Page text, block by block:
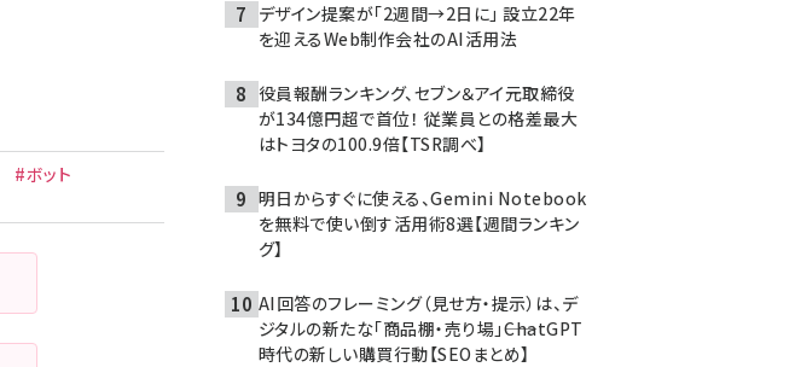
#ボット
デザイン提案が「2週間→2日に」 設立22年
を迎えるWeb制作会社のAI活用法
役員報酬ランキング、セブン＆アイ元取締役
が134億円超で首位！ 従業員との格差最大
はトヨタの100.9倍【TSR調べ】
明日からすぐに使える、Gemini Notebook
を無料で使い倒す活用術8選【週間ランキン
グ】
AI回答のフレーミング（見せ方・提示）は、デ
ジタルの新たな「商品棚・売り場」――ChatGPT
時代の新しい購買行動【SEOまとめ】